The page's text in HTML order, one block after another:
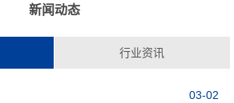
新闻动态
行业资讯
03-02